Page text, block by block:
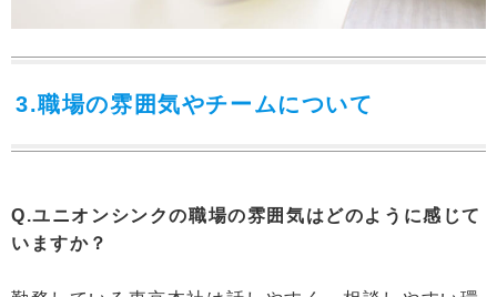
3.職場の雰囲気やチームについて
Q.ユニオンシンクの職場の雰囲気はどのように感じて
いますか？